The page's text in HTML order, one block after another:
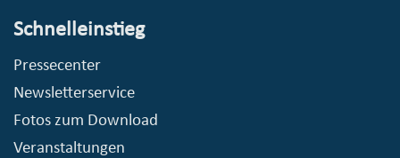
Schnelleinstieg
Pressecenter
Newsletterservice
Fotos zum Download
Veranstaltungen